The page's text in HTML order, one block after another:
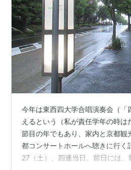
今年は東西四大学合唱演奏会（「
えるという（私が責任学年の時は
節目の年でもあり、家内と京都観
都コンサートホールへ聴きに行く
27（土）、四連当日。前日には、